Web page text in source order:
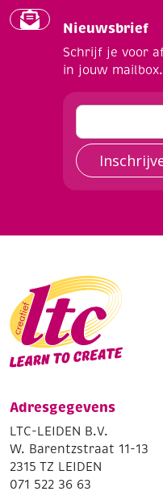
Nieuwsbrief
Schrijf je voor
in jouw mailbox.
Adresgegevens
LTC-LEIDEN B.V.
W. Barentzstraat 11-13
2315 TZ LEIDEN
071 522 36 63